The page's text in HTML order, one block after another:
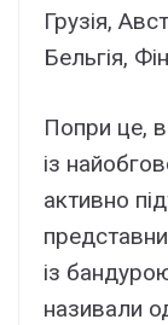
Грузія,
Бельгія,
Попри це,
із
активно
із
називали